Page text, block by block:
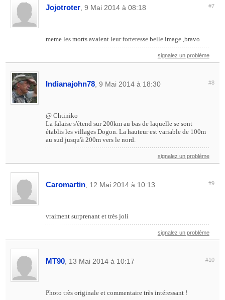
Jojotroter , 9 Mai 2014 à 08:18 #7
meme les morts avaient leur forteresse belle image ,bravo
signalez un problème
Indianajohn78 , 9 Mai 2014 à 18:30 #8
@ Chtiniko
La falaise s'étend sur 200km au bas de laquelle se sont
établis les villages Dogon. La hauteur est variable de 100m
au sud jusqu'à 200m vers le nord.
signalez un problème
Caromartin , 12 Mai 2014 à 10:13 #9
vraiment surprenant et très joli
signalez un problème
MT90 , 13 Mai 2014 à 10:17 #10
Photo très originale et commentaire très intéressant !